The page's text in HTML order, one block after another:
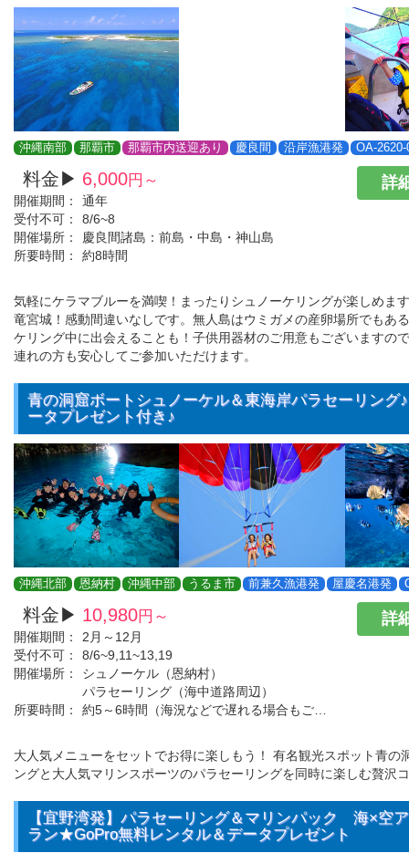
沖縄南部 那覇市 那覇市内送迎あり 慶良間 沿岸漁港発 OA-2620-
料金▶ 6,000円～
開催期間：
通年
受付不可：
8/6~8
開催場所：
慶良間諸島：前島・中島・神山島
所要時間：
約8時間
詳
気軽にケラマブルーを満喫！まったりシュノーケリングが楽しめま
竜宮城！感動間違いなしです。無人島はウミガメの産卵場所でもあ
ケリング中に出会えることも！子供用器材のご用意もございますの
連れの方も安心してご参加いただけます。
青の洞窟ボートシュノーケル＆東海岸パラセーリング
ータプレゼント付き♪
沖縄北部 恩納村 沖縄中部 うるま市 前兼久漁港発 屋慶名港発
料金▶ 10,980円～
開催期間：
2月～12月
受付不可：
8/6~9,11~13,19
開催場所：
シュノーケル（恩納村）
パラセーリング（海中道路周辺）
所要時間：
約5～6時間（海況などで遅れる場合もございます。）
詳
大人気メニューをセットでお得に楽しもう！ 有名観光スポット青の
ングと大人気マリンスポーツのパラセーリングを同時に楽しむ贅沢
【宜野湾発】パラセーリング＆マリンパック 海×空
ラン★GoPro無料レンタル＆データプレゼント